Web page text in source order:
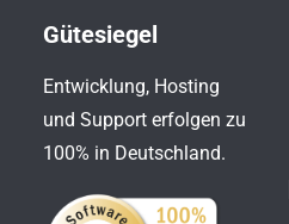
Gütesiegel
Entwicklung, Hosting
und Support erfolgen zu
100% in Deutschland.